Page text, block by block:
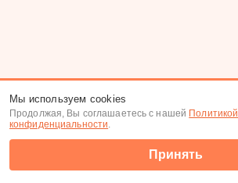
Мы используем cookies
Продолжая, Вы соглашаетесь с нашей Политикой
конфиденциальности.
Принять